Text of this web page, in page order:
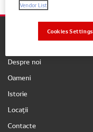
Companie
Despre noi
Oameni
Istorie
Locații
Contacte
Vendor List
Cookies Settings